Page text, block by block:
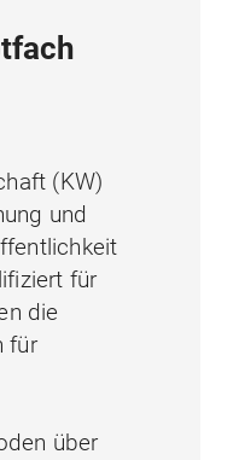
(KW)
und
für
die
für
über